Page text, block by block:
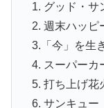
1. グッド・サ
2. 週末ハッピ
3.「今」を生
4. スーパーカ
5. 打ち上げ花
6. サンキュー